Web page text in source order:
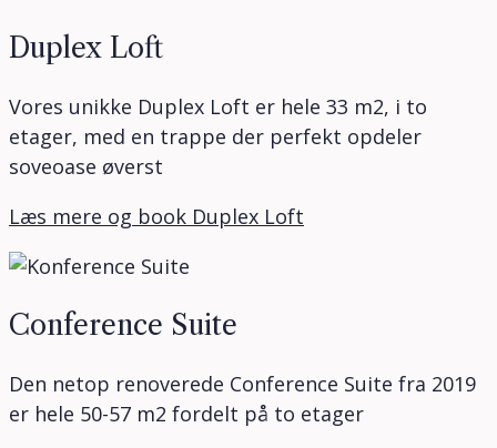
Duplex Loft
Vores unikke Duplex Loft er hele 33 m2, i to
etager, med en trappe der perfekt opdeler
soveoase øverst
Læs mere og book Duplex Loft
Conference Suite
Den netop renoverede Conference Suite fra 2019
er hele 50-57 m2 fordelt på to etager